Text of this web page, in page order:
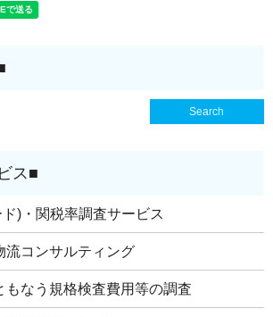
)・関税率調査サービス
流コンサルティング
もなう規格検査費用等の調査